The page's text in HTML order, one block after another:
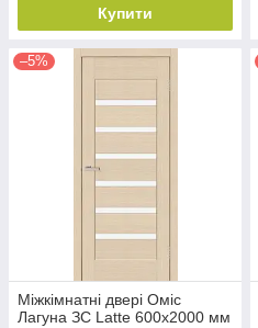
Купити
–5%
Міжкімнатні двері Оміс
Лагуна ЗС Latte 600х2000 мм